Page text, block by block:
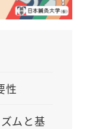
性
ムと基